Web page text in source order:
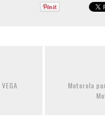
Motorola